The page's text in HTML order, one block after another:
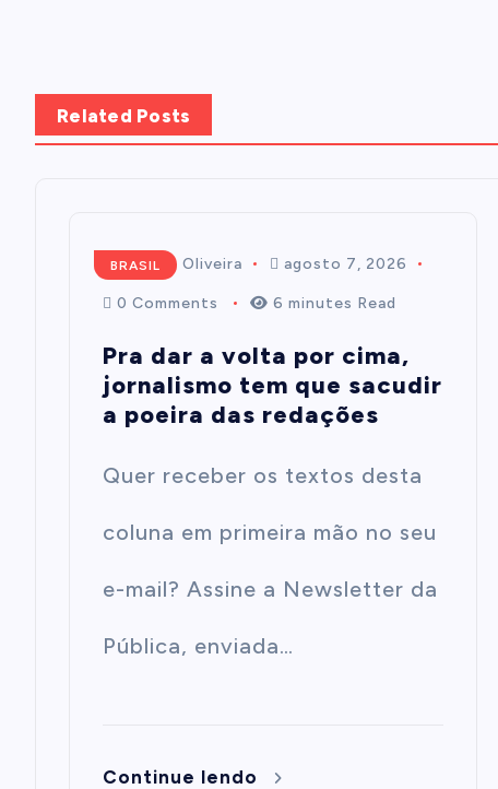
Related Posts
BRASIL
Mairim de Oliveira agosto 7, 2026
0 Comments 6 minutes Read
Pra dar a volta por cima,
jornalismo tem que sacudir
a poeira das redações
Quer receber os textos desta
coluna em primeira mão no seu
e-mail? Assine a Newsletter da
Pública, enviada…
Continue lendo